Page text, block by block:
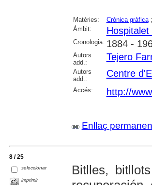
Matèries: Crònica gràfica;
Àmbit:
Cronologia: 1884 -
Autors
add.:
Tejero
Autors
add.:
Centre
Accés: http://
Enllaç
8 / 25
seleccionar
imprimir
Bitlles,